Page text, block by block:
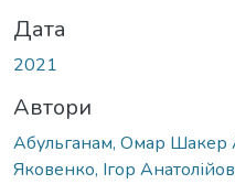
Дата
2021
Автори
Абульганам, Омар Шакер
Яковенко, Ігор